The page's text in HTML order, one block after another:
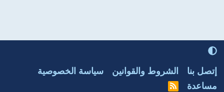
إتصل بنا الشروط والقوانين
سياسة الخصوصية
مساعدة
R